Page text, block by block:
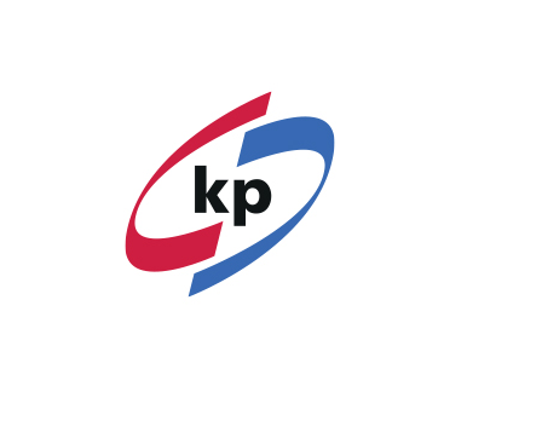
LINPAC Packaging Pravia, S. A. U.
Partners Spain